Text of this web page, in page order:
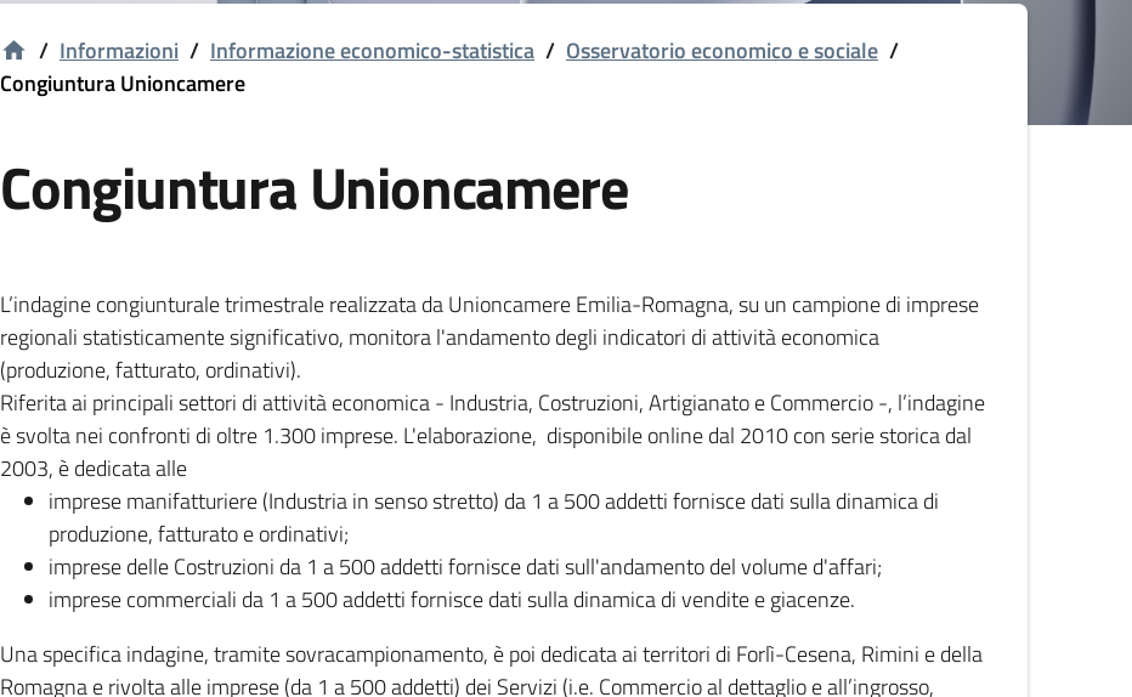
/ Informazioni / Informazione economico-statistica / Osservatorio economico e sociale /
Congiuntura Unioncamere
Congiuntura Unioncamere
L’indagine congiunturale trimestrale realizzata da Unioncamere Emilia-Romagna, su un campione di imprese
regionali statisticamente significativo, monitora l'andamento degli indicatori di attività economica
(produzione, fatturato, ordinativi).
Riferita ai principali settori di attività economica - Industria, Costruzioni, Artigianato e Commercio -, l’indagine
è svolta nei confronti di oltre 1.300 imprese. L'elaborazione, disponibile online dal 2010 con serie storica dal
2003, è dedicata alle
imprese manifatturiere (Industria in senso stretto) da 1 a 500 addetti fornisce dati sulla dinamica di
produzione, fatturato e ordinativi;
imprese delle Costruzioni da 1 a 500 addetti fornisce dati sull'andamento del volume d'affari;
imprese commerciali da 1 a 500 addetti fornisce dati sulla dinamica di vendite e giacenze.
Una specifica indagine, tramite sovracampionamento, è poi dedicata ai territori di Forlì-Cesena, Rimini e della
Romagna e rivolta alle imprese (da 1 a 500 addetti) dei Servizi (i.e. Commercio al dettaglio e all’ingrosso,